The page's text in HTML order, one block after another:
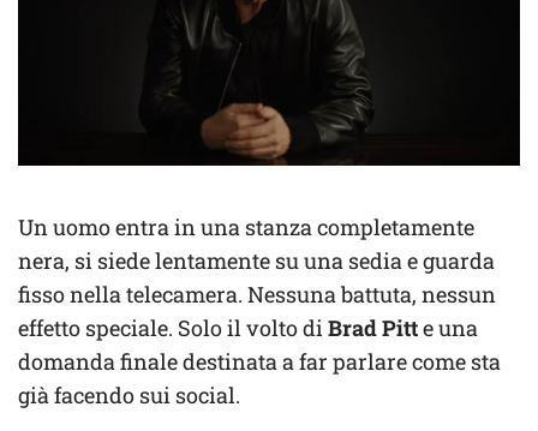
Un uomo entra in una stanza completamente
nera, si siede lentamente su una sedia e guarda
fisso nella telecamera. Nessuna battuta, nessun
effetto speciale. Solo il volto di Brad Pitte una
domanda finale destinata a far parlare come sta
già facendo sui social.